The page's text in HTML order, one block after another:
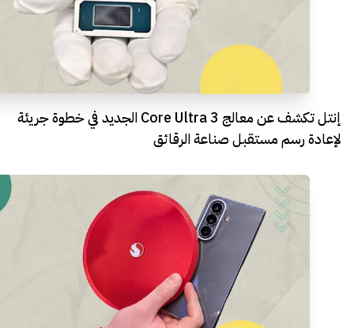
إنتل تكشف عن معالج Core Ultra 3 الجديد في خطوة جريئة
لإعادة رسم مستقبل صناعة الرقائق